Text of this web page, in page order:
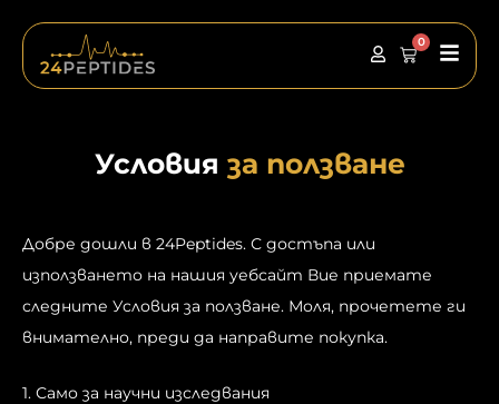
към
съдържанието
0
Кошница
Условия за ползване
Добре дошли в 24Peptides. С достъпа или
използването на нашия уебсайт Вие приемате
следните Условия за ползване. Моля, прочетете ги
внимателно, преди да направите покупка.
1. Само за научни изследвания